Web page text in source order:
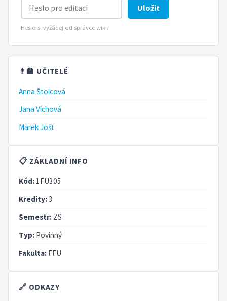
Uložit
Heslo si vyžádej od správce wiki.
👨‍🏫 UČITELÉ
Anna Štolcová
Jana Víchová
Marek Jošt
📋 ZÁKLADNÍ INFO
Kód: 1FU305
Kredity:3
Semestr: ZS
Typ: Povinný
Fakulta: FFU
🔗 ODKAZY